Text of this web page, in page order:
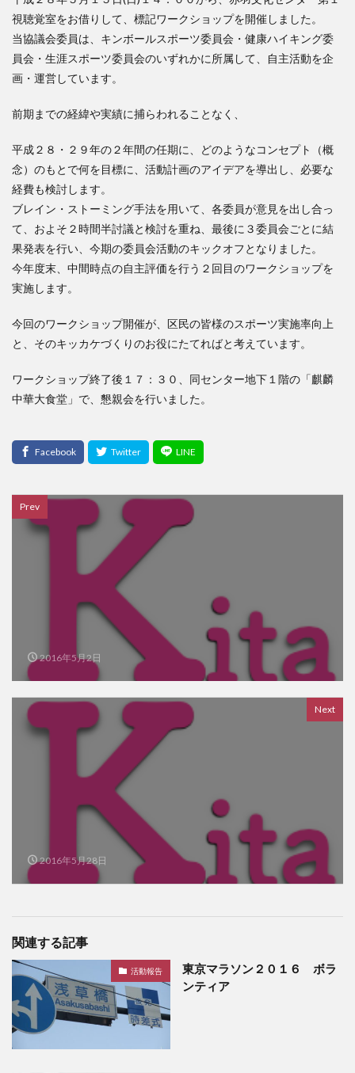
視聴覚室をお借りして、標記ワークショップを開催しました。
当協議会委員は、キンボールスポーツ委員会・健康ハイキング委
員会・生涯スポーツ委員会のいずれかに所属して、自主活動を企
画・運営しています。
前期までの経緯や実績に捕らわれることなく、
平成２８・２９年の２年間の任期に、どのようなコンセプト（概
念）のもとで何を目標に、活動計画のアイデアを導出し、必要な
経費も検討します。
ブレイン・ストーミング手法を用いて、各委員が意見を出し合っ
て、およそ２時間半討議と検討を重ね、最後に３委員会ごとに結
果発表を行い、今期の委員会活動のキックオフとなりました。
今年度末、中間時点の自主評価を行う２回目のワークショップを
実施します。
今回のワークショップ開催が、区民の皆様のスポーツ実施率向上
と、そのキッカケづくりのお役にたてればと考えています。
ワークショップ終了後１７：３０、同センター地下１階の「麒麟
中華大食堂」で、懇親会を行いました。
Prev
2016年5月2日
Next
2016年5月28日
関連する記事
活動報告
東京マラソン２０１６ ボラ
ンティア